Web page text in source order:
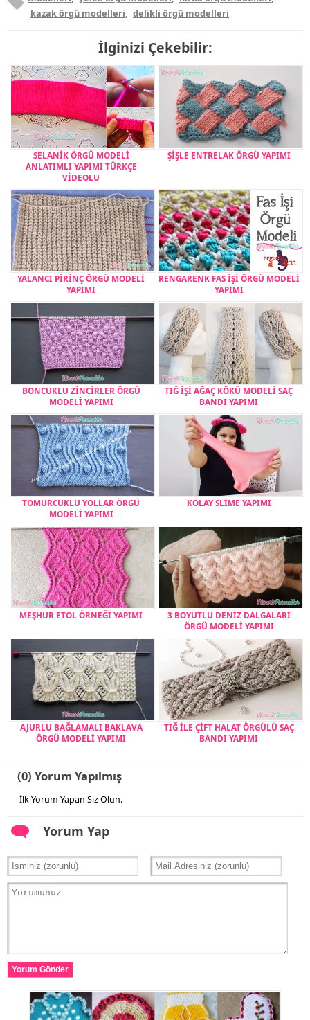
kazak örgü modelleri, delikli örgü modelleri
İlginizi Çekebilir:
SELANİK ÖRGÜ MODELİ
ANLATIMLI YAPIMI TÜRKÇE
VİDEOLU
ŞİŞLE ENTRELAK ÖRGÜ YAPIMI
YALANCI PİRİNÇ ÖRGÜ MODELİ
YAPIMI
RENGARENK FAS İŞİ ÖRGÜ MODELİ
YAPIMI
BONCUKLU ZİNCİRLER ÖRGÜ
MODELİ YAPIMI
TIĞ İŞİ AĞAÇ KÖKÜ MODELİ SAÇ
BANDI YAPIMI
TOMURCUKLU YOLLAR ÖRGÜ
MODELİ YAPIMI
KOLAY SLİME YAPIMI
MEŞHUR ETOL ÖRNEĞİ YAPIMI
3 BOYUTLU DENİZ DALGALARI
ÖRGÜ MODELİ YAPIMI
AJURLU BAĞLAMALI BAKLAVA
ÖRGÜ MODELİ YAPIMI
TIĞ İLE ÇİFT HALAT ÖRGÜLÜ SAÇ
BANDI YAPIMI
(0) Yorum Yapılmış
İlk Yorum Yapan Siz Olun.
Yorum Yap
Yorum Gönder